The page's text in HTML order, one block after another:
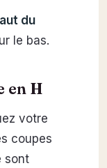
du
le bas.
en H
votre
coupes
sont